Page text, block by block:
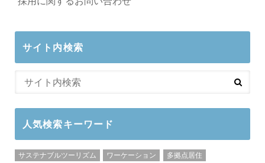
サイト内検索
人気検索キーワード
サステナブルツーリズム ワーケーション
多拠点居住